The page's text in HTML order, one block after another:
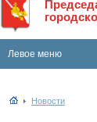
Левое меню
Новости